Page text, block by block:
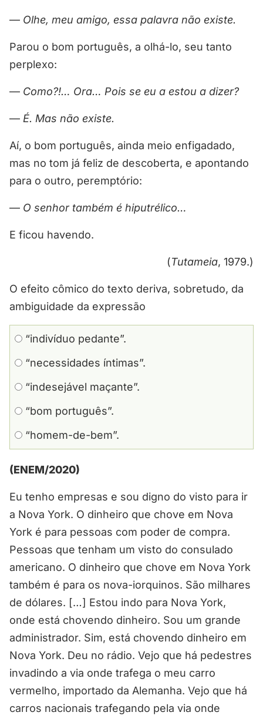
— Olhe, meu amigo, essa palavra não existe.
Parou o bom português, a olhá-lo, seu tanto
perplexo:
— Como?!… Ora… Pois se eu a estou a dizer?
— É. Mas não existe.
Aí, o bom português, ainda meio enfigadado,
mas no tom já feliz de descoberta, e apontando
para o outro, peremptório:
— O senhor também é hiputrélico…
E ficou havendo.
(Tutameia, 1979.)
O efeito cômico do texto deriva, sobretudo, da
ambiguidade da expressão
“indivíduo pedante”.
“necessidades íntimas”.
“indesejável maçante”.
“bom português”.
“homem-de-bem”.
(ENEM/2020)
Eu tenho empresas e sou digno do visto para ir
a Nova York. O dinheiro que chove em Nova
York é para pessoas com poder de compra.
Pessoas que tenham um visto do consulado
americano. O dinheiro que chove em Nova York
também é para os nova-iorquinos. São milhares
de dólares. […] Estou indo para Nova York,
onde está chovendo dinheiro. Sou um grande
administrador. Sim, está chovendo dinheiro em
Nova York. Deu no rádio. Vejo que há pedestres
invadindo a via onde trafega o meu carro
vermelho, importado da Alemanha. Vejo que há
carros nacionais trafegando pela via onde